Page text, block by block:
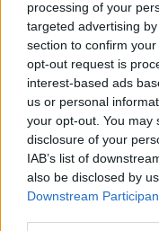
processing of your
targeted advertising
section to confirm
opt-out request is
interest-based ads
us or personal
your opt-out. You may
disclosure of your
IAB’s list of
also be disclosed by
Downstream
voti al
16/10/2007
Un piano per
all'estero
29/03/2007